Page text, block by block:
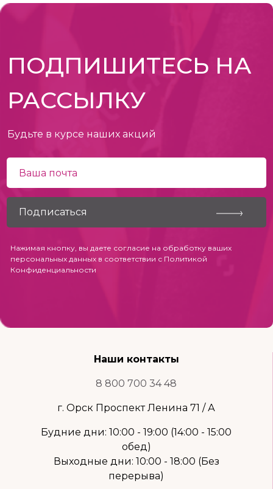
ПОДПИШИТЕСЬ НА
РАССЫЛКУ
Будьте в курсе наших акций
Нажимая кнопку, вы даете согласие на обработку ваших
персональных данных в соответствии с Политикой
Конфиденциальности
Наши контакты
8 800 700 34 48
г. Орск Проспект Ленина 71 / А
Будние дни: 10:00 - 19:00 (14:00 - 15:00
обед)
Выходные дни: 10:00 - 18:00 (Без
перерыва)